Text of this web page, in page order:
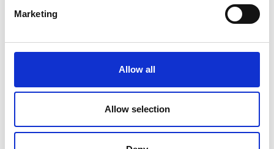
Marketing
Allow all
Allow selection
大形、門形マシニングセンター、5面加工機用で実績を誇る大